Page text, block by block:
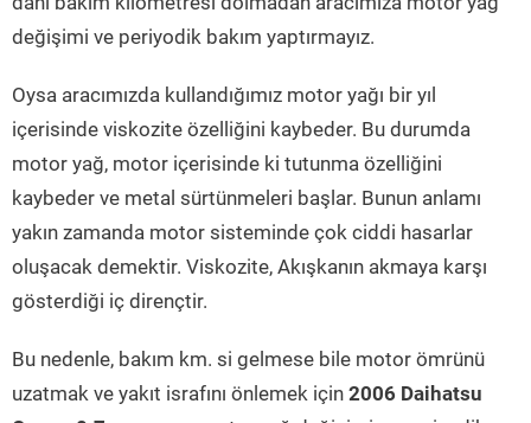
değişimi ve periyodik bakım yaptırmayız.
Oysa aracımızda kullandığımız motor yağı bir yıl
içerisinde viskozite özelliğini kaybeder. Bu durumda
motor yağ, motor içerisinde ki tutunma özelliğini
kaybeder ve metal sürtünmeleri başlar. Bunun anlamı
yakın zamanda motor sisteminde çok ciddi hasarlar
oluşacak demektir. Viskozite, Akışkanın akmaya karşı
gösterdiği iç dirençtir.
Bu nedenle, bakım km. si gelmese bile motor ömrünü
uzatmak ve yakıt israfını önlemek için 2006 Daihatsu